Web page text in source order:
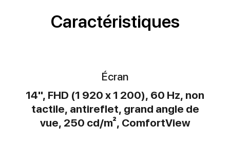
Caractéristiques
Écran
14", FHD (1 920 x 1 200), 60 Hz, non
tactile, antireflet, grand angle de
vue, 250 cd/m², ComfortView